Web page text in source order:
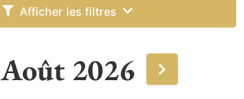
Afficher les filtres
Août 2026